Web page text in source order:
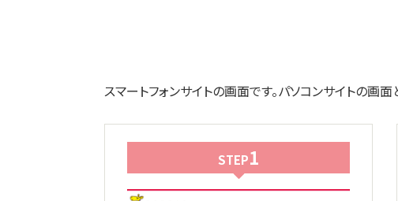
スマートフォンサイトの画面です。パソコンサイトの画面
STEP1